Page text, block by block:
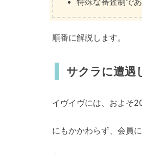
順番に解説します。
サクラに遭遇
イヴイヴには、およそ
にもかかわらず、会員